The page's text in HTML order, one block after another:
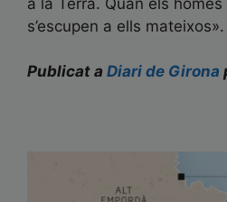
s’escupen a ells mateixos».
Publicat a Diari de Girona